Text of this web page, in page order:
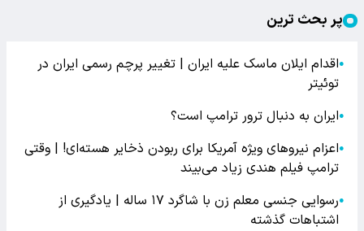
پر بحث ترین
●اقدام ایلان ماسک علیه ایران | تغییر پرچم رسمی ایران در
توئیتر
●ایران به دنبال ترور ترامپ است؟
●اعزام نیروهای ویژه آمریکا برای ربودن ذخایر هسته‌ای! | وقتی
ترامپ فیلم هندی زیاد می‌بیند
●
رسوایی جنسی معلم زن با شاگرد ۱۷ ساله | یادگیری از
اشتباهات گذشته